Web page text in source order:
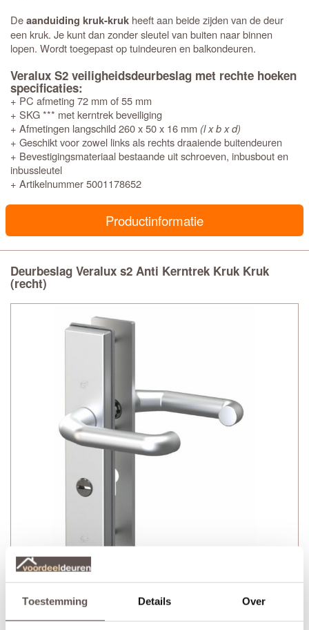
Toestemming Details Over
Deaanduiding kruk-kruk heeft aan beide zijden van de deur
een kruk. Je kunt dan zonder sleutel van buiten naar binnen
lopen. Wordt toegepast op tuindeuren en balkondeuren.
Veralux S2 veiligheidsdeurbeslag met rechte hoeken
specificaties:
+ PC afmeting 72 mm of 55 mm
+ SKG *** met kerntrek beveiliging
+ Afmetingen langschild 260 x 50 x 16 mm (l x b x d)
+ Geschikt voor zowel links als rechts draaiende buitendeuren
+ Bevestigingsmateriaal bestaande uit schroeven, inbusbout en
inbussleutel
+ Artikelnummer 5001178652
Productinformatie
Deurbeslag Veralux s2 Anti Kerntrek Kruk Kruk
(recht)
Veralux S2 veiligheids deurbeslag is gewoon
topkwaliteit!